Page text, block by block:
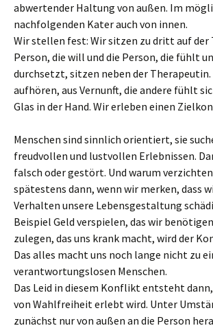
abwertender Haltung von außen. Im
nachfolgenden Kater auch von innen.
Wir stellen fest: Wir sitzen zu dritt auf der
Person, die will und die Person, die fühlt
durchsetzt, sitzen neben der
aufhören, aus Vernunft, die andere fühlt
Glas in der Hand. Wir erleben einen
Menschen sind sinnlich orientiert, sie
freudvollen und lustvollen Erlebnissen.
falsch oder gestört. Und warum
spätestens dann, wenn wir merken, dass
Verhalten unsere Lebensgestaltung
Beispiel Geld verspielen, das wir
zulegen, das uns krank macht, wird der
Das alles macht uns noch lange nicht zu
verantwortungslosen Menschen.
Das Leid in diesem Konflikt entsteht
von Wahlfreiheit erlebt wird. Unter
zunächst nur von außen an die Person